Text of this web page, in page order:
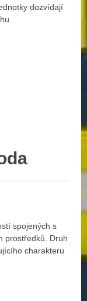
dozvídají
spojených s
prostředků. Druh
charakteru